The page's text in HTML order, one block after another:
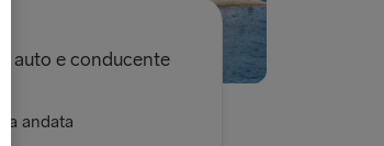
auto e conducente
andata